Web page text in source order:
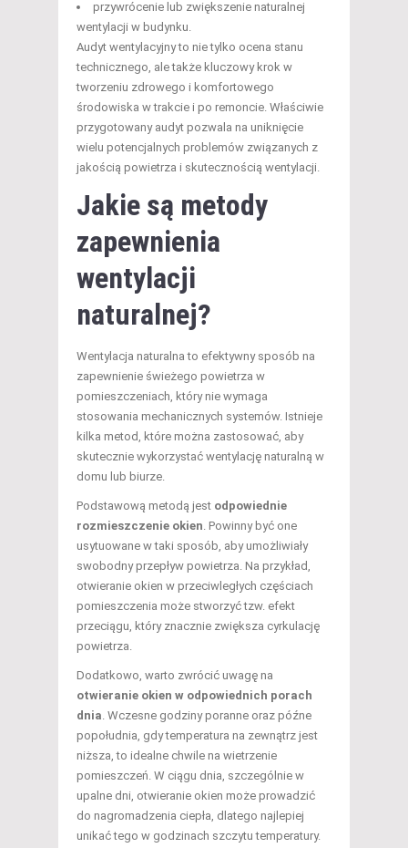
przywrócenie lub zwiększenie naturalnej
wentylacji w budynku.
Audyt wentylacyjny to nie tylko ocena stanu
technicznego, ale także kluczowy krok w
tworzeniu zdrowego i komfortowego
środowiska w trakcie i po remoncie. Właściwie
przygotowany audyt pozwala na uniknięcie
wielu potencjalnych problemów związanych z
jakością powietrza i skutecznością wentylacji.
Jakie są metody
zapewnienia
wentylacji
naturalnej?
Wentylacja naturalna to efektywny sposób na
zapewnienie świeżego powietrza w
pomieszczeniach, który nie wymaga
stosowania mechanicznych systemów. Istnieje
kilka metod, które można zastosować, aby
skutecznie wykorzystać wentylację naturalną w
domu lub biurze.
Podstawową metodą jest odpowiednie
rozmieszczenie okien. Powinny być one
usytuowane w taki sposób, aby umożliwiały
swobodny przepływ powietrza. Na przykład,
otwieranie okien w przeciwległych częściach
pomieszczenia może stworzyć tzw. efekt
przeciągu, który znacznie zwiększa cyrkulację
powietrza.
Dodatkowo, warto zwrócić uwagę na
otwieranie okien w odpowiednich porach
dnia. Wczesne godziny poranne oraz późne
popołudnia, gdy temperatura na zewnątrz jest
niższa, to idealne chwile na wietrzenie
pomieszczeń. W ciągu dnia, szczególnie w
upalne dni, otwieranie okien może prowadzić
do nagromadzenia ciepła, dlatego najlepiej
unikać tego w godzinach szczytu temperatury.